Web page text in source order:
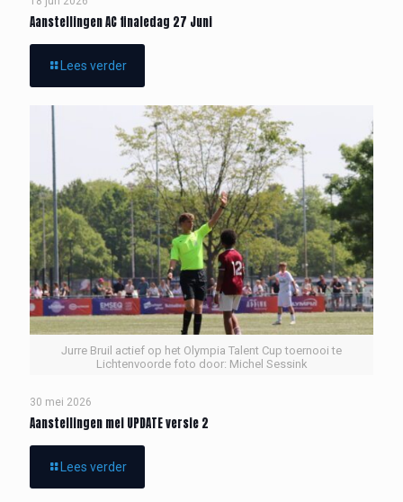
Aanstellingen AC finaledag 27 Juni
Lees verder
Jurre Bruil actief op het Olympia Talent Cup toernooi te
Lichtenvoorde foto door: Michel Sessink
30 mei 2026
Aanstellingen mei UPDATE versie 2
Lees verder